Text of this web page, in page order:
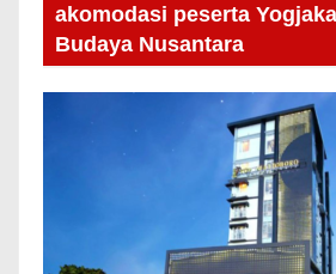
akomodasi peserta
Budaya Nusantara